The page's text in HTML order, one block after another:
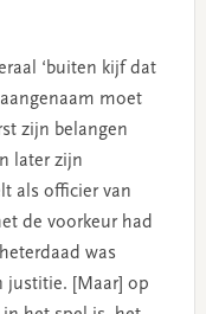
‘buiten kijf dat
moet
zijn belangen
later zijn
als officier van
de voorkeur had
was
justitie. [Maar] op